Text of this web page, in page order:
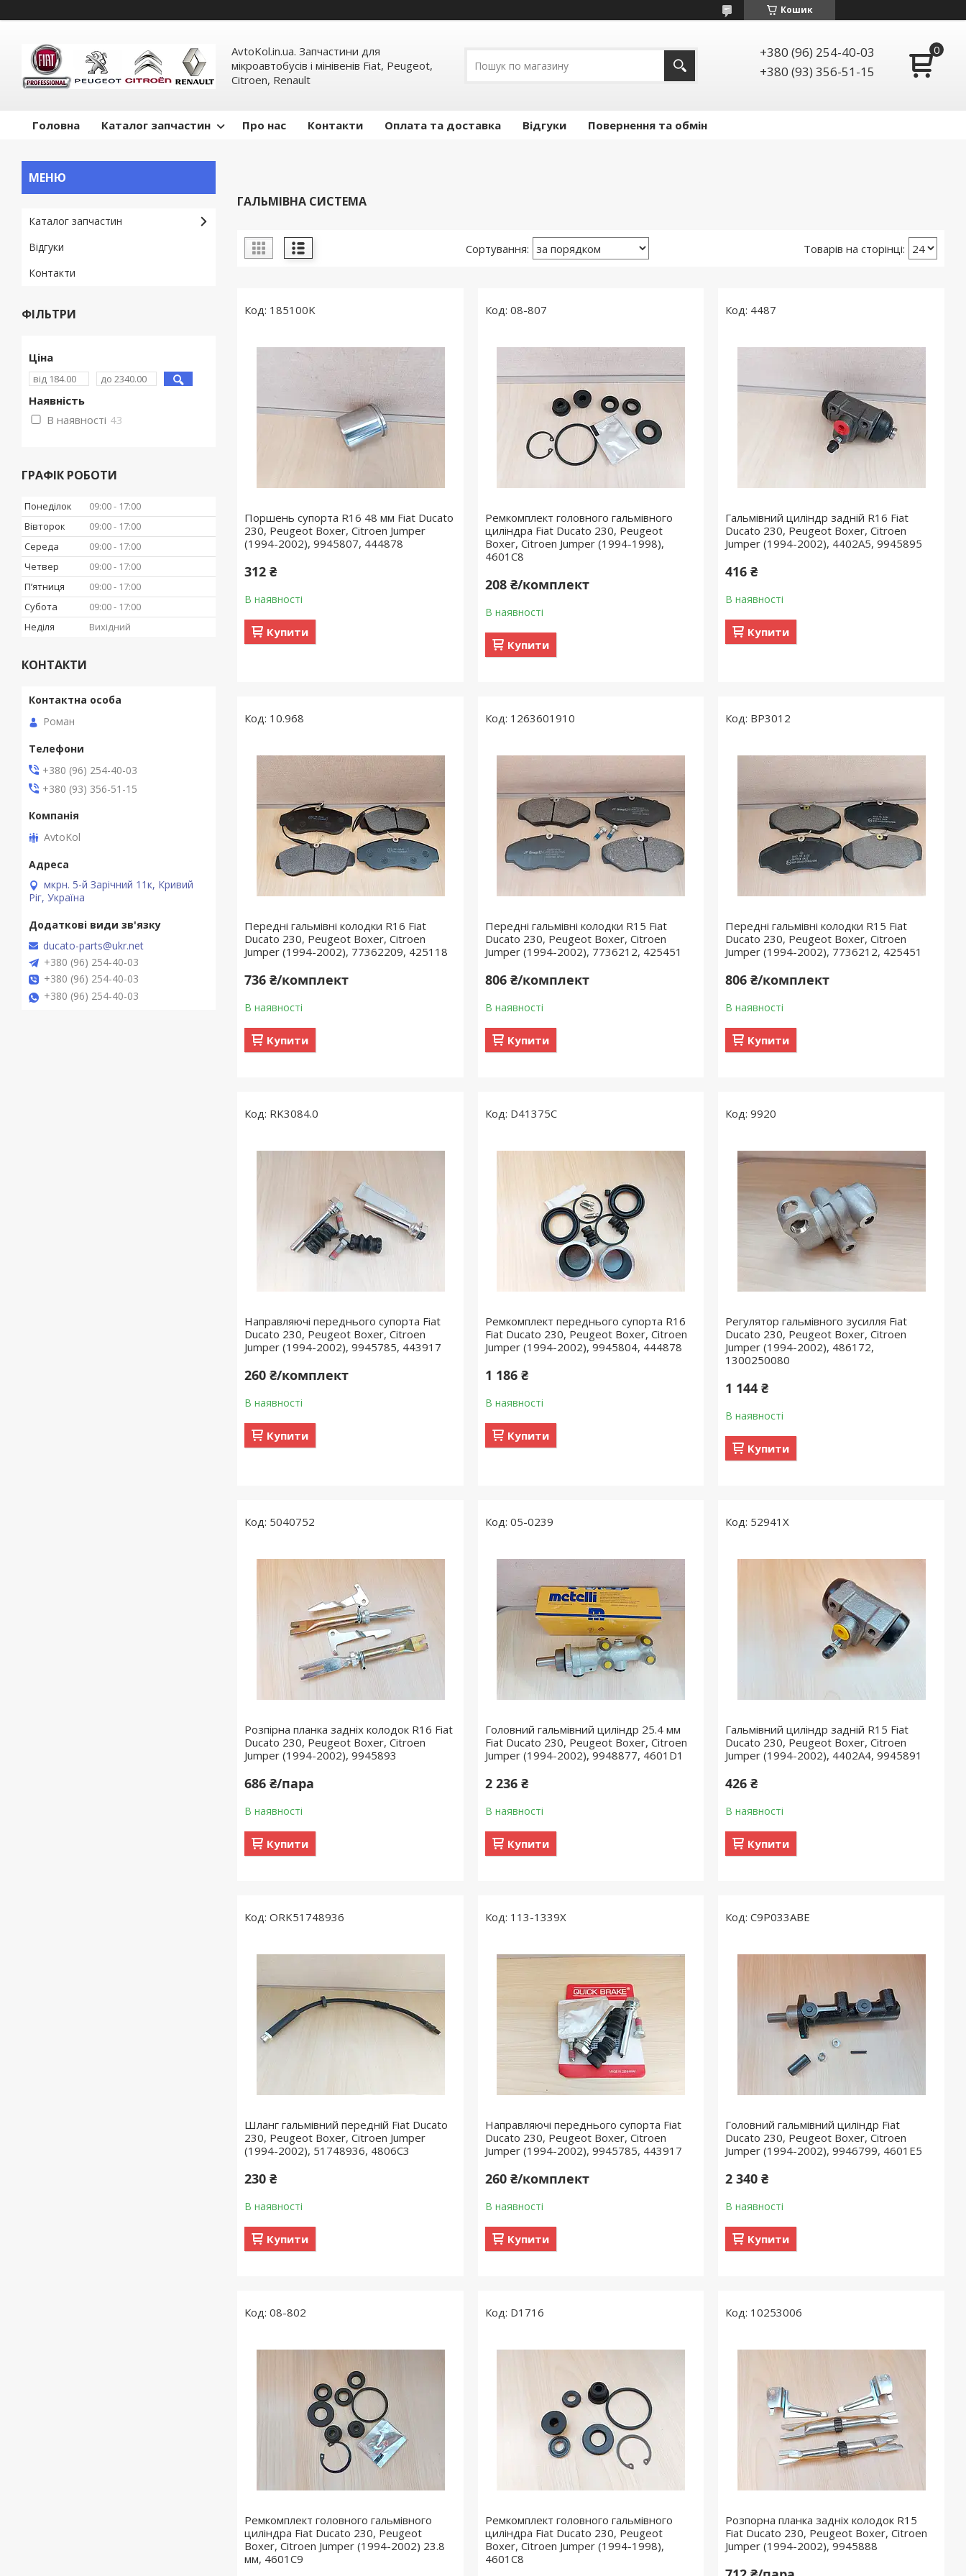
Кошик
AvtoKol.in.ua. Запчастини для
мікроавтобусів і мінівенів Fiat, Peugeot,
Citroen, Renault
+380 (96) 254-40-03
+380 (93) 356-51-15
Головна Каталог запчастин Про нас Контакти Оплата та доставка Відгуки Повернення та обмін
ГАЛЬМІВНА СИСТЕМА
185100K
Поршень супорта R16 48 мм Fiat Ducato
230, Peugeot Boxer, Citroen Jumper
(1994-2002), 9945807, 444878
312 ₴
В наявності
Купити
08-807
Ремкомплект головного гальмівного
циліндра Fiat Ducato 230, Peugeot
Boxer, Citroen Jumper (1994-1998),
4601C8
208 ₴/комплект
В наявності
Купити
4487
Гальмівний циліндр задній R16 Fiat
Ducato 230, Peugeot Boxer, Citroen
Jumper (1994-2002), 4402A5, 9945895
416 ₴
В наявності
Купити
10.968
Передні гальмівні колодки R16 Fiat
Ducato 230, Peugeot Boxer, Citroen
Jumper (1994-2002), 77362209, 425118
736 ₴/комплект
В наявності
Купити
1263601910
Передні гальмівні колодки R15 Fiat
Ducato 230, Peugeot Boxer, Citroen
Jumper (1994-2002), 7736212, 425451
806 ₴/комплект
В наявності
Купити
BP3012
Передні гальмівні колодки R15 Fiat
Ducato 230, Peugeot Boxer, Citroen
Jumper (1994-2002), 7736212, 425451
806 ₴/комплект
В наявності
Купити
RK3084.0
Направляючі переднього супорта Fiat
Ducato 230, Peugeot Boxer, Citroen
Jumper (1994-2002), 9945785, 443917
260 ₴/комплект
В наявності
Купити
D41375C
Ремкомплект переднього супорта R16
Fiat Ducato 230, Peugeot Boxer, Citroen
Jumper (1994-2002), 9945804, 444878
1 186 ₴
В наявності
Купити
9920
Регулятор гальмівного зусилля Fiat
Ducato 230, Peugeot Boxer, Citroen
Jumper (1994-2002), 486172,
1300250080
1 144 ₴
В наявності
Купити
5040752
Розпірна планка задніх колодок R16 Fiat
Ducato 230, Peugeot Boxer, Citroen
Jumper (1994-2002), 9945893
686 ₴/пара
В наявності
Купити
05-0239
Головний гальмівний циліндр 25.4 мм
Fiat Ducato 230, Peugeot Boxer, Citroen
Jumper (1994-2002), 9948877, 4601D1
2 236 ₴
В наявності
Купити
52941X
Гальмівний циліндр задній R15 Fiat
Ducato 230, Peugeot Boxer, Citroen
Jumper (1994-2002), 4402A4, 9945891
426 ₴
В наявності
Купити
ORK51748936
Шланг гальмівний передній Fiat Ducato
230, Peugeot Boxer, Citroen Jumper
(1994-2002), 51748936, 4806C3
230 ₴
В наявності
Купити
113-1339X
Направляючі переднього супорта Fiat
Ducato 230, Peugeot Boxer, Citroen
Jumper (1994-2002), 9945785, 443917
260 ₴/комплект
В наявності
Купити
C9P033ABE
Головний гальмівний циліндр Fiat
Ducato 230, Peugeot Boxer, Citroen
Jumper (1994-2002), 9946799, 4601E5
2 340 ₴
В наявності
Купити
08-802
Ремкомплект головного гальмівного
циліндра Fiat Ducato 230, Peugeot
Boxer, Citroen Jumper (1994-2002) 23.8
мм, 4601C9
D1716
Ремкомплект головного гальмівного
циліндра Fiat Ducato 230, Peugeot
Boxer, Citroen Jumper (1994-1998),
4601C8
10253006
Розпорна планка задніх колодок R15
Fiat Ducato 230, Peugeot Boxer, Citroen
Jumper (1994-2002), 9945888
Каталог запчастин
Відгуки
Контакти
ФІЛЬТРИ
Ціна
Наявність
В наявності 43
ГРАФІК РОБОТИ
Понеділок 09:00
17:00
Вівторок
09:00
17:00
Середа
09:00
17:00
Четвер
09:00
17:00
Пʼятниця
09:00
17:00
Субота
09:00
17:00
Неділя
Вихідний
КОНТАКТИ
Роман
+380 (96) 254-40-03
+380 (93) 356-51-15
AvtoKol
мкрн. 5-й Зарічний 11к, Кривий
Ріг, Україна
ducato-parts@ukr.net
+380 (96) 254-40-03
+380 (96) 254-40-03
+380 (96) 254-40-03